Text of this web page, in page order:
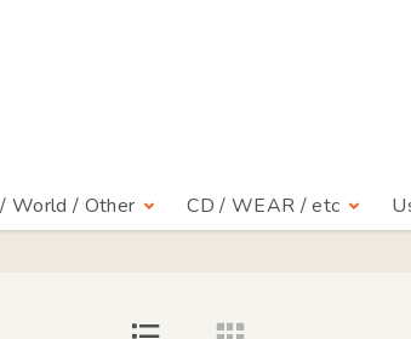
World / Other CD / WEAR / etc